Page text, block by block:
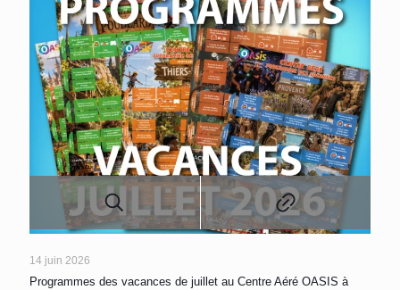
14 juin 2026
Programmes des vacances de juillet au Centre Aéré OASIS à